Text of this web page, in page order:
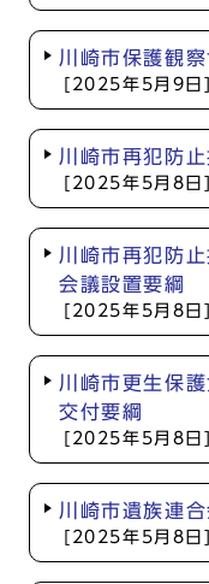
川崎市保護観
[2025年5月9日]
川崎市再犯防
[2025年5月8日]
川崎市再犯防
会議設置要綱
[2025年5月8日]
川崎市更生保
交付要綱
[2025年5月8日]
川崎市遺族連
[2025年5月8日]